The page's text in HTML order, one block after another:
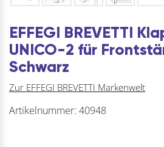
EFFEGI BREVETTI
UNICO-2 für
Schwarz
Zur EFFEGI BREVETTI Markenwelt
Artikelnummer: 40948